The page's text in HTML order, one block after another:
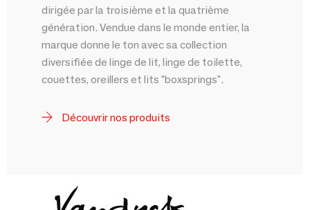
dirigée par la troisième et la quatrième
génération. Vendue dans le monde entier, la
marque donne le ton avec sa collection
diversifiée de linge de lit, linge de toilette,
couettes, oreillers et lits "boxsprings".
Découvrir nos produits